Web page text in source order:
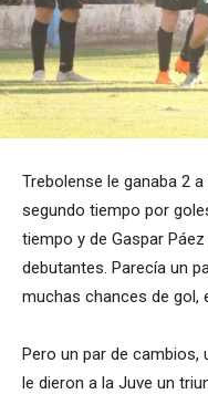
Trebolense le ganaba 2
segundo tiempo por
tiempo y de Gaspar
debutantes. Parecía un
muchas chances de gol,
Pero un par de
le dieron a la Juve un